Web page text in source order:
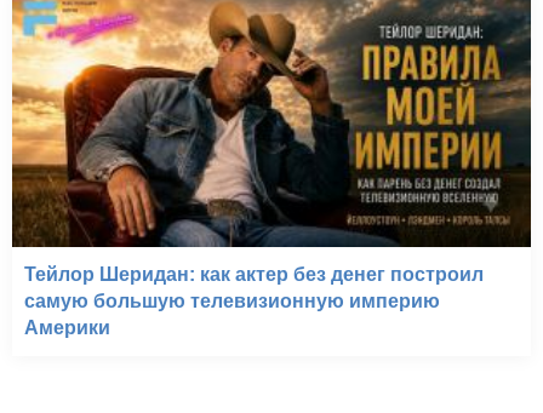
Тейлор Шеридан: как актер без денег построил
самую большую телевизионную империю
Америки